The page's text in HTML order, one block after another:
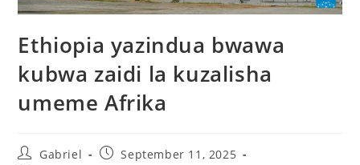
Ethiopia yazindua bwawa
kubwa zaidi la kuzalisha
umeme Afrika
Gabriel
September 11, 2025